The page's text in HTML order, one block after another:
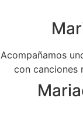
Acompañamos
con canciones